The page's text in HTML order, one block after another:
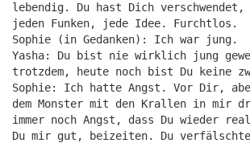
lebendig. Du hast Dich
jeden Funken, jede Idee. Furchtlos.
Sophie (in Gedanken): Ich war jung.
Yasha: Du bist nie wirklich jung
trotzdem, heute noch bist Du keine
Sophie: Ich hatte Angst. Vor Dir,
dem Monster mit den Krallen in mir
immer noch Angst, dass Du wieder
Du mir gut, beizeiten. Du